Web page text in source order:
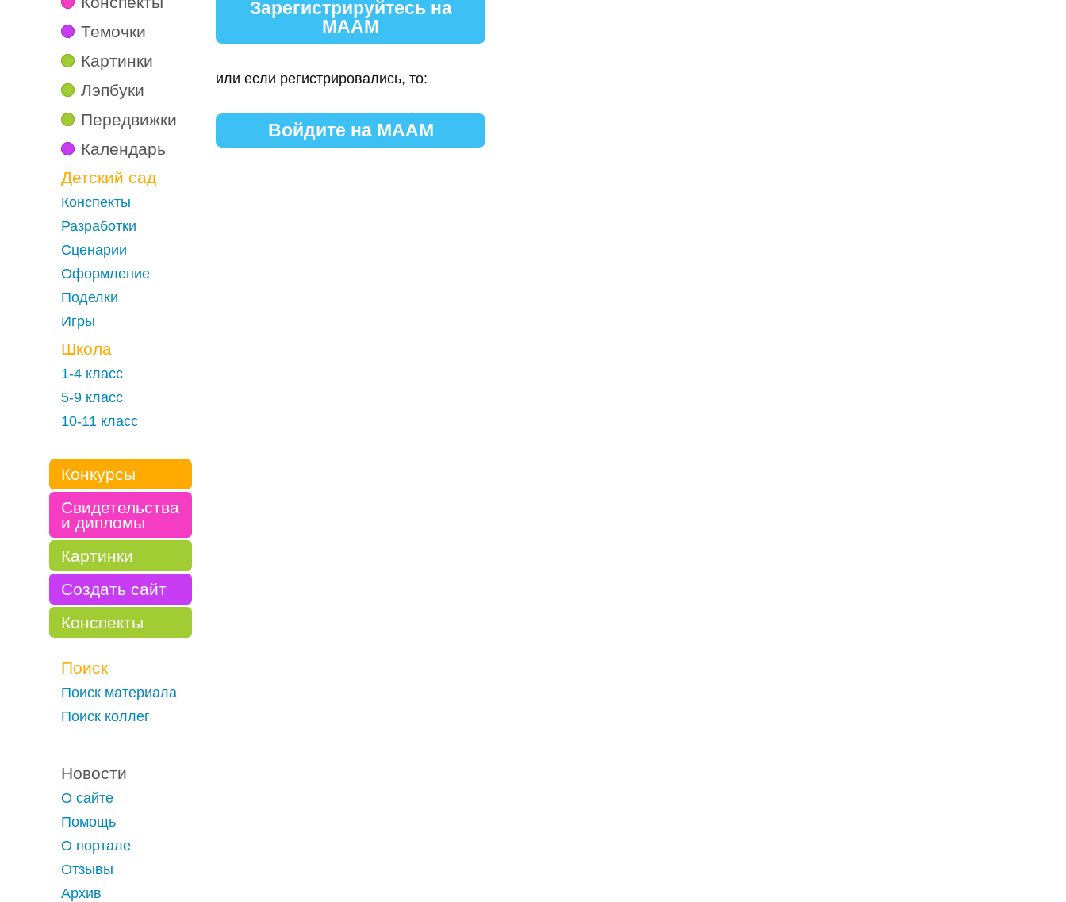
Темочки
Картинки
Лэпбуки
Передвижки
Календарь
Детский сад
Конспекты
Разработки
Сценарии
Оформление
Поделки
Игры
Школа
1-4 класс
5-9 класс
10-11 класс
Конкурсы
Свидетельства
и дипломы
Картинки
Создать сайт
Конспекты
Поиск
Поиск материала
Поиск коллег
Новости
О сайте
Помощь
О портале
Отзывы
Архив
Зарегистрируйтесь на
МААМ
или если регистрировались, то:
Войдите на МААМ